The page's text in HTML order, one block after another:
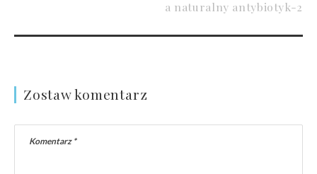
a naturalny antybiotyk-2
Zostaw komentarz